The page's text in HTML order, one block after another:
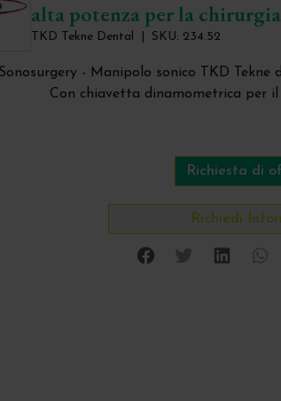
alta potenza per la chirurgia
TKD Tekne Dental SKU: 234.52
- Manipolo sonico TKD
Con chiavetta dinamometrica per
Richiesta di
Richiedi
Facebook
Twitter